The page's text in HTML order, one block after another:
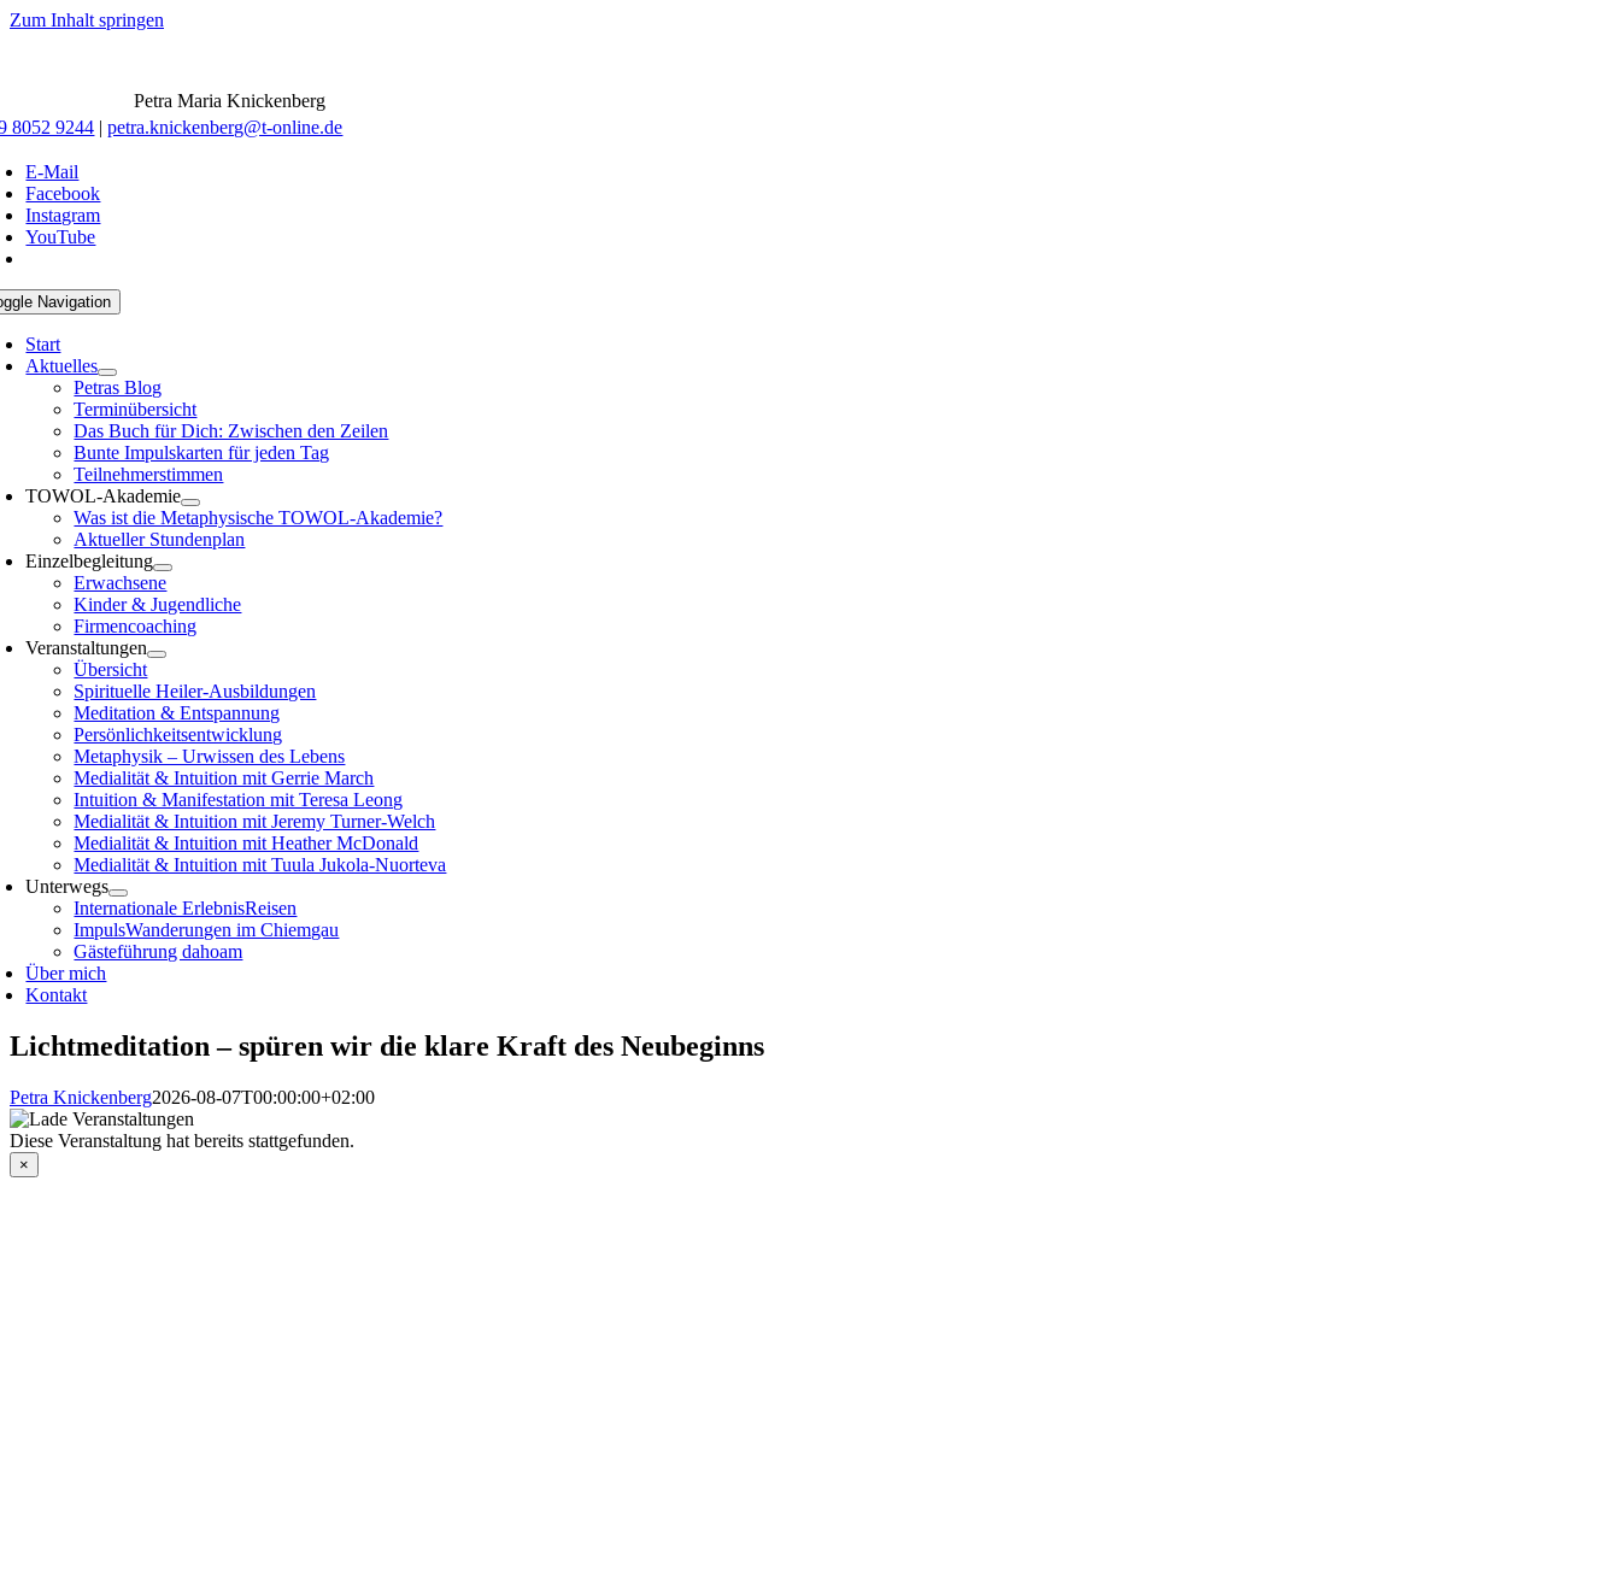
Zum Inhalt springen
Petra Maria Knickenberg
8052 9244 |petra.knickenberg@t-online.de
E-Mail
Facebook
Instagram
YouTube
Navigation
Start
Aktuelles
Petras Blog
Terminübersicht
Das Buch für Dich: Zwischen den Zeilen
Bunte Impulskarten für jeden Tag
Teilnehmerstimmen
TOWOL-Akademie
Was ist die Metaphysische TOWOL-Akademie?
Aktueller Stundenplan
Einzelbegleitung
Erwachsene
Kinder & Jugendliche
Firmencoaching
Veranstaltungen
Übersicht
Spirituelle Heiler-Ausbildungen
Meditation & Entspannung
Persönlichkeitsentwicklung
Metaphysik – Urwissen des Lebens
Medialität & Intuition mit Gerrie March
Intuition & Manifestation mit Teresa Leong
Medialität & Intuition mit Jeremy Turner-Welch
Medialität & Intuition mit Heather McDonald
Medialität & Intuition mit Tuula Jukola-Nuorteva
Unterwegs
Internationale ErlebnisReisen
ImpulsWanderungen im Chiemgau
Gästeführung dahoam
Über mich
Kontakt
Lichtmeditation – spüren wir die klare Kraft des Neubeginns
Petra Knickenberg2026-08-07T00:00:00+02:00
Diese Veranstaltung hat bereits stattgefunden.
×